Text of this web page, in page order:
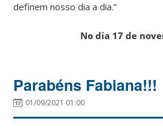
definem nosso dia a dia.”
No dia 17 de
Parabéns Fabiana!!!
01/09/2021 01:00